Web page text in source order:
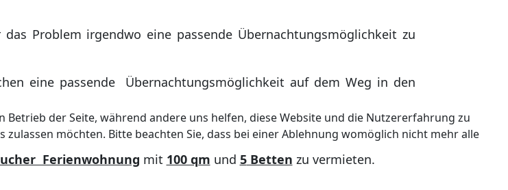
Problem irgendwo eine passende Übernachtungsmöglichkeit zu
eine passende Übernachtungsmöglichkeit auf dem Weg in den
Ferienwohnung mit 100 qm und 5Betten zu vermieten.
der Seite, während andere uns helfen, diese Website und die Nutzererfahrung zu
möchten. Bitte beachten Sie, dass bei einer Ablehnung womöglich nicht mehr alle